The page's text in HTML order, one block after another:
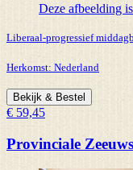
Deze afbeelding
Liberaal-progressief
Herkomst: Nederland
Bekijk & Bestel
€ 59,45
Provinciale